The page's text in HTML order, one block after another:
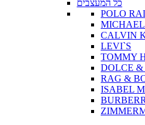
כל המעצבים
POLO
CALVIN
LEVI`S
TOMMY
DOLCE
RAG &
ISABEL